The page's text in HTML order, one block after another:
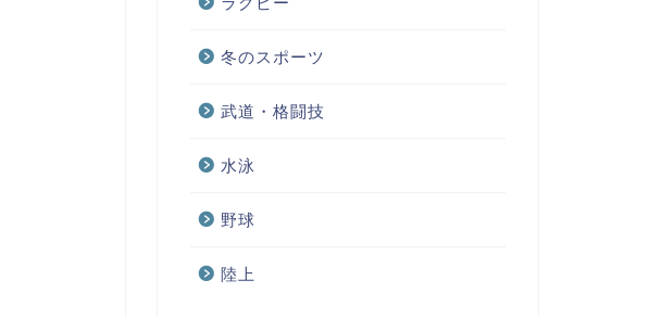
冬のスポーツ
武道・格闘技
水泳
野球
陸上